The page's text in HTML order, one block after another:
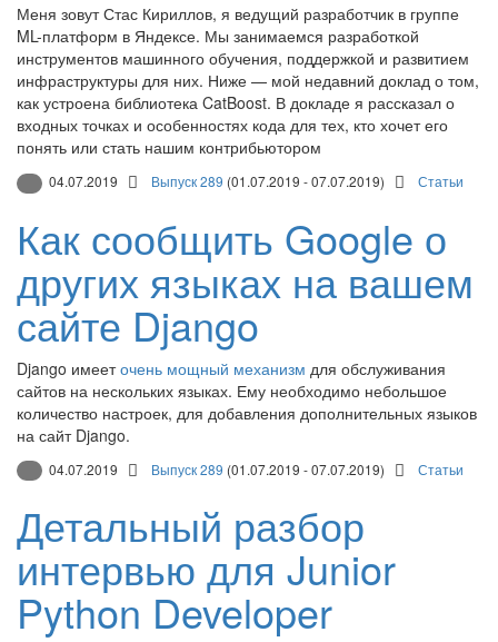
Меня зовут Стас Кириллов, я ведущий разработчик в группе
ML-платформ в Яндексе. Мы занимаемся разработкой
инструментов машинного обучения, поддержкой и развитием
инфраструктуры для них. Ниже — мой недавний доклад о том,
как устроена библиотека CatBoost. В докладе я рассказал о
входных точках и особенностях кода для тех, кто хочет его
понять или стать нашим контрибьютором
04.07.2019 Выпуск 289 (01.07.2019 - 07.07.2019) Статьи
Как сообщить Google о
других языках на вашем
сайте Django
Django имееточень мощный механизм для обслуживания
сайтов на нескольких языках. Ему необходимо небольшое
количество настроек, для добавления дополнительных языков
на сайт Django.
04.07.2019 Выпуск 289 (01.07.2019 - 07.07.2019) Статьи
Детальный разбор
интервью для Junior
Python Developer